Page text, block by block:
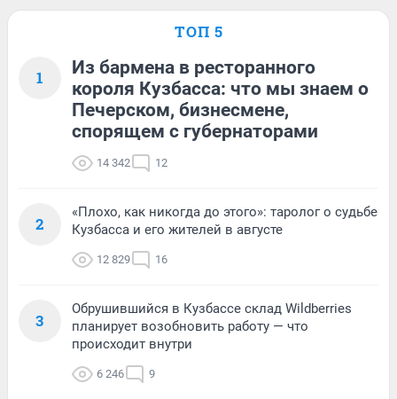
ТОП 5
1
Из бармена в ресторанного
короля Кузбасса: что мы знаем о
Печерском, бизнесмене,
спорящем с губернаторами
14 342 12
2
«Плохо, как никогда до этого»: таролог о судьбе
Кузбасса и его жителей в августе
12 829 16
3
Обрушившийся в Кузбассе склад Wildberries
планирует возобновить работу — что
происходит внутри
6 246 9